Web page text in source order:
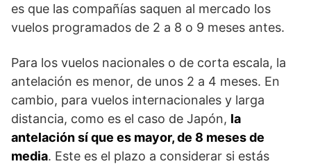
es que las compañías saquen al mercado los
vuelos programados de 2 a 8 o 9 meses antes.
Para los vuelos nacionales o de corta escala, la
antelación es menor, de unos 2 a 4 meses. En
cambio, para vuelos internacionales y larga
distancia, como es el caso de Japón, la
antelación sí que es mayor, de 8 meses de
media. Este es el plazo a considerar si estás